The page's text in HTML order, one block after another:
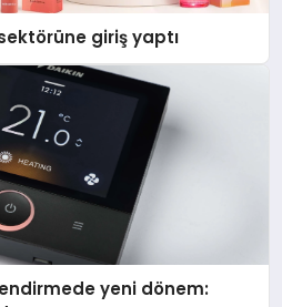
giriş yaptı
yeni dönem: